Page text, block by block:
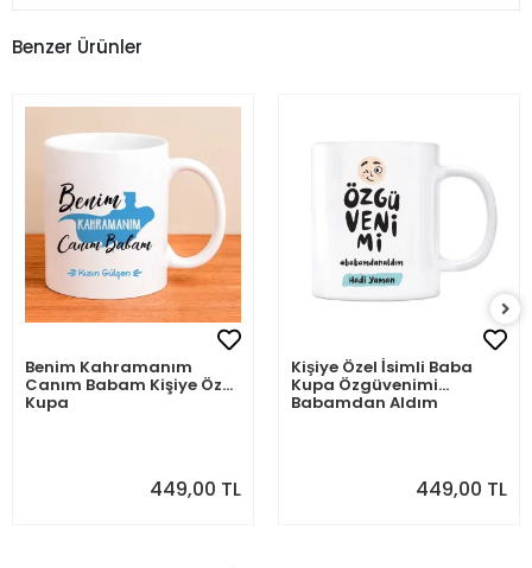
Benzer Ürünler
Benim Kahramanım
Canım Babam Kişiye Özel
Kupa
449,00 TL
Kişiye Özel İsimli Baba
Kupa Özgüvenimi
Babamdan Aldım
449,00 TL